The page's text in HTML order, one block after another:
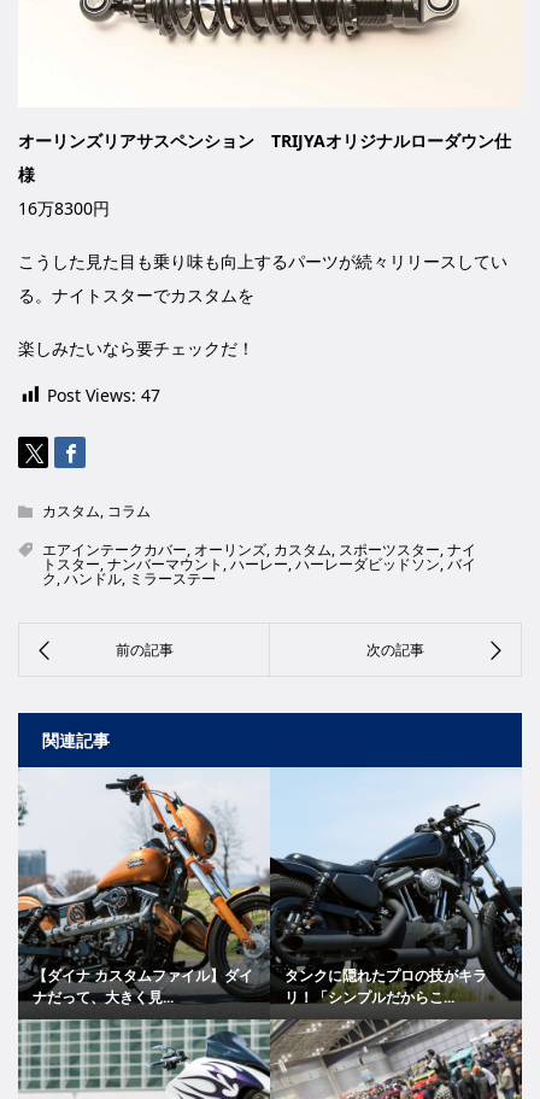
オーリンズリアサスペンション TRIJYAオリジナルローダウン仕
様
16万8300円
こうした見た目も乗り味も向上するパーツが続々リリースしてい
る。ナイトスターでカスタムを
楽しみたいなら要チェックだ！
Post Views: 47
カスタム, コラム
エアインテークカバー, オーリンズ, カスタム, スポーツスター,ナイ
トスター,ナンバーマウント ,ハーレー,ハーレーダビッドソン,バイ
ク,ハンドル, ミラーステー
関連記事
【ダイナ カスタムファイル】ダイ
ナだって、大きく見...
タンクに隠れたプロの技がキラ
リ！「シンプルだからこ...